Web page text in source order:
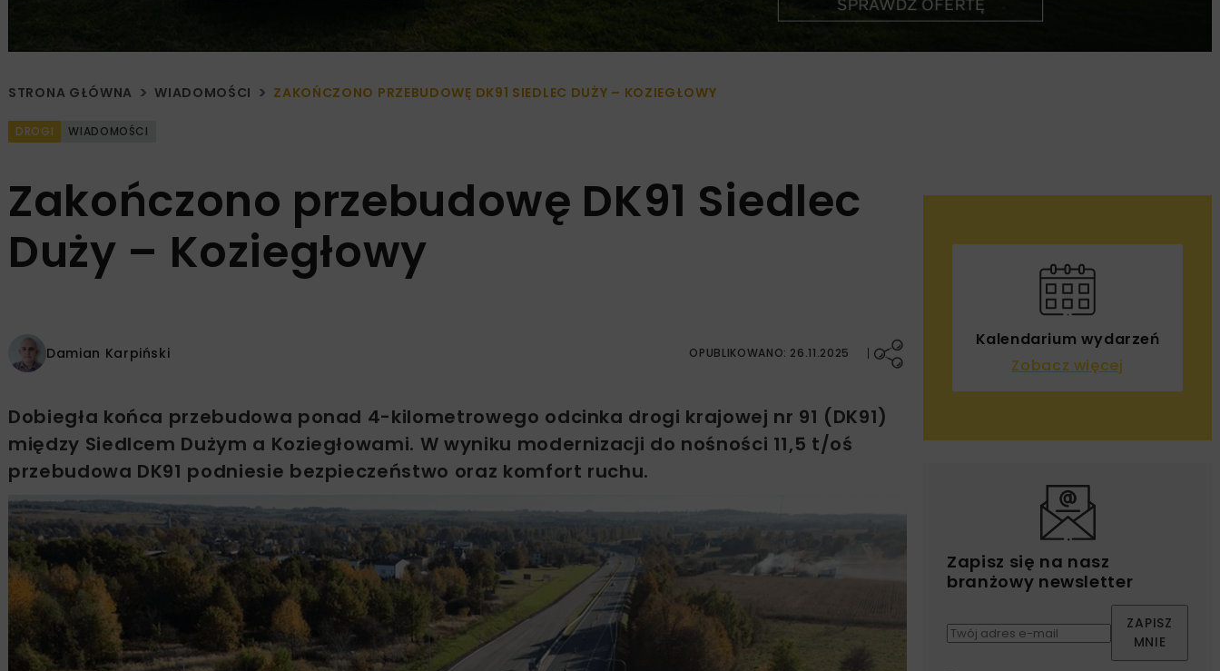
STRONA GŁÓWNA WIADOMOŚCI ZAKOŃCZONO PRZEBUDOWĘ DK91 SIEDLEC DUŻY – KOZIEGŁOWY
DROGI WIADOMOŚCI
Zakończono przebudowę DK91 Siedlec
Duży – Koziegłowy
Damian Karpiński OPUBLIKOWANO: 26.11.2025
Dobiegła końca przebudowa ponad 4-kilometrowego odcinka drogi krajowej nr 91 (DK91)
między Siedlcem Dużym a Koziegłowami. W wyniku modernizacji do nośności 11,5 t/oś
przebudowa DK91 podniesie bezpieczeństwo oraz komfort ruchu.
Kalendarium wydarzeń
Zobacz więcej
Zapisz się na nasz
branżowy newsletter
ZAPISZ
MNIE